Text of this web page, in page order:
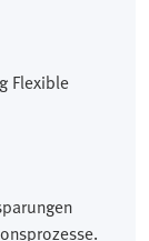
Flexible